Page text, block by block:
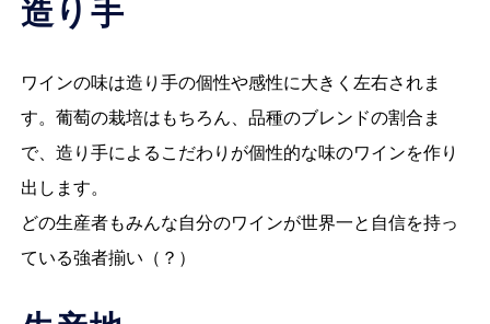
造り手
ワインの味は造り手の個性や感性に大きく左右されま
す。葡萄の栽培はもちろん、品種のブレンドの割合ま
で、造り手によるこだわりが個性的な味のワインを作り
出します。
どの生産者もみんな自分のワインが世界一と自信を持っ
ている強者揃い（？）